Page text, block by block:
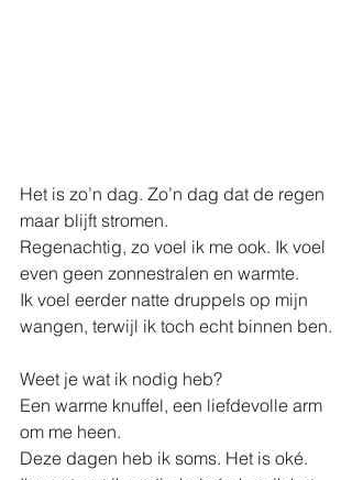
Het is zo’n dag. Zo’n dag dat de regen
maar blijft stromen.
Regenachtig, zo voel ik me ook. Ik voel
even geen zonnestralen en warmte.
Ik voel eerder natte druppels op mijn
wangen, terwijl ik toch echt binnen ben.
Weet je wat ik nodig heb?
Een warme knuffel, een liefdevolle arm
om me heen.
Deze dagen heb ik soms. Het is oké.